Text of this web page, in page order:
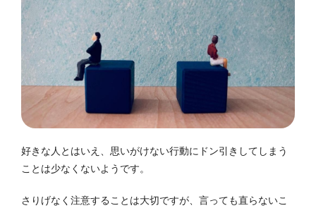
好きな人とはいえ、思いがけない行動にドン引きしてしまう
ことは少なくないようです。
さりげなく注意することは大切ですが、言っても直らないこ